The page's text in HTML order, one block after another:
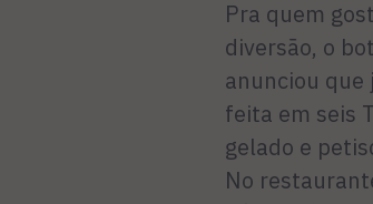
Pra quem
diversão, o
anunciou que
feita em seis
gelado e
No